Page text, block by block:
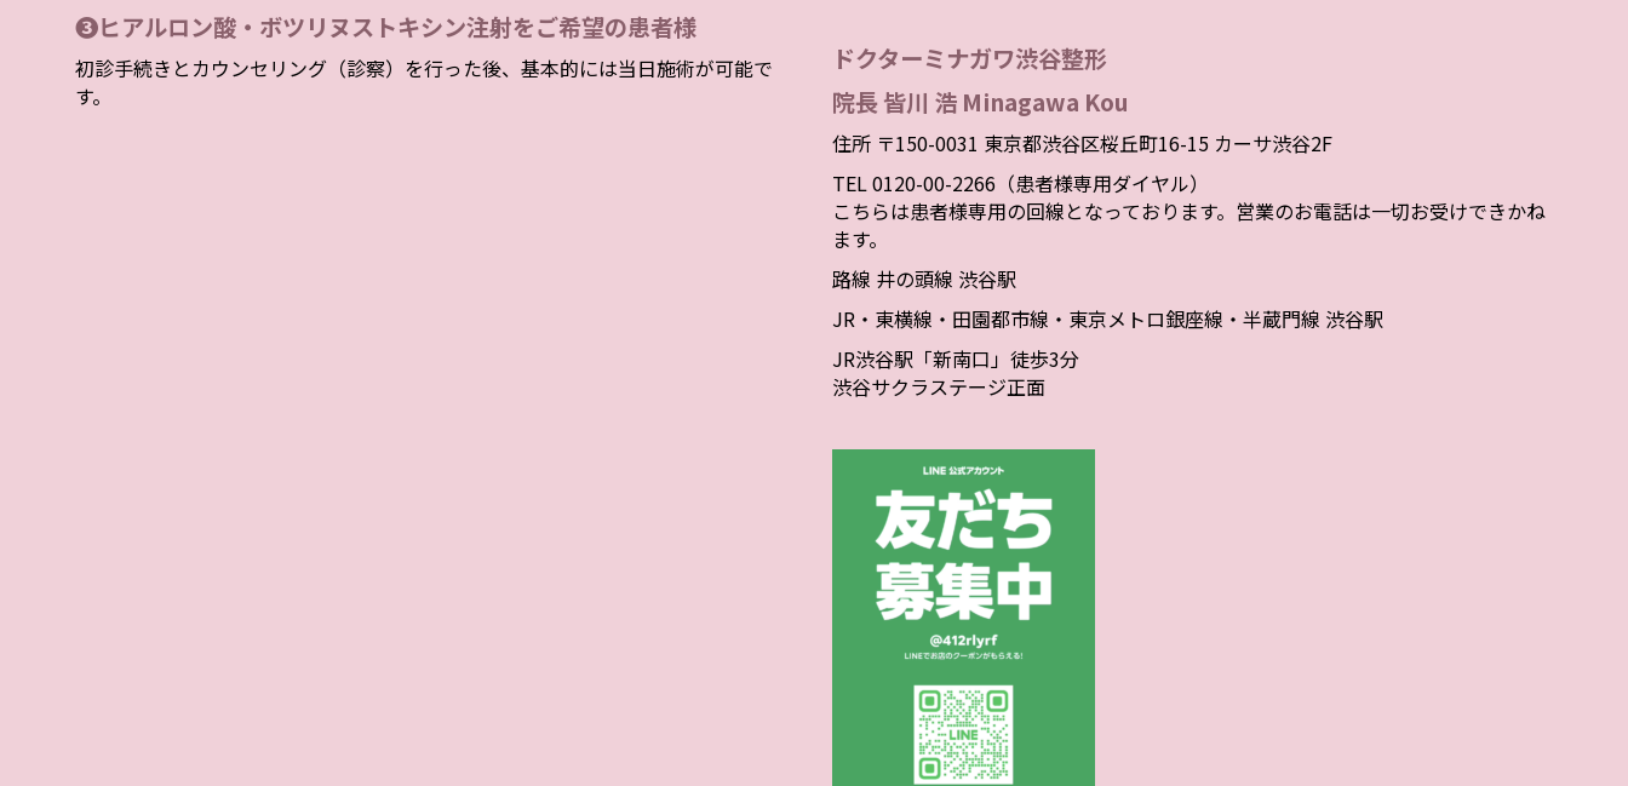
❸ヒアルロン酸・ボツリヌストキシン注射をご希望の患者様
初診手続きとカウンセリング（診察）を行った後、基本的には当日施術が可能で
す。
ドクターミナガワ渋谷整形
院長 皆川 浩 Minagawa Kou
住所 〒150-0031 東京都渋谷区桜丘町16-15 カーサ渋谷2F
TEL 0120-00-2266（患者様専用ダイヤル）
こちらは患者様専用の回線となっております。営業のお電話は一切お受けできかね
ます。
路線 井の頭線 渋谷駅
JR・東横線・田園都市線・東京メトロ銀座線・半蔵門線 渋谷駅
JR渋谷駅「新南口」徒歩3分
渋谷サクラステージ正面